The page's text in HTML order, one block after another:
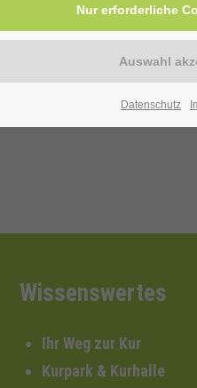
, Gelenk- und
Wissenswertes
Ihr Weg zur Kur
Kurpark & Kurhalle
Datenschutz